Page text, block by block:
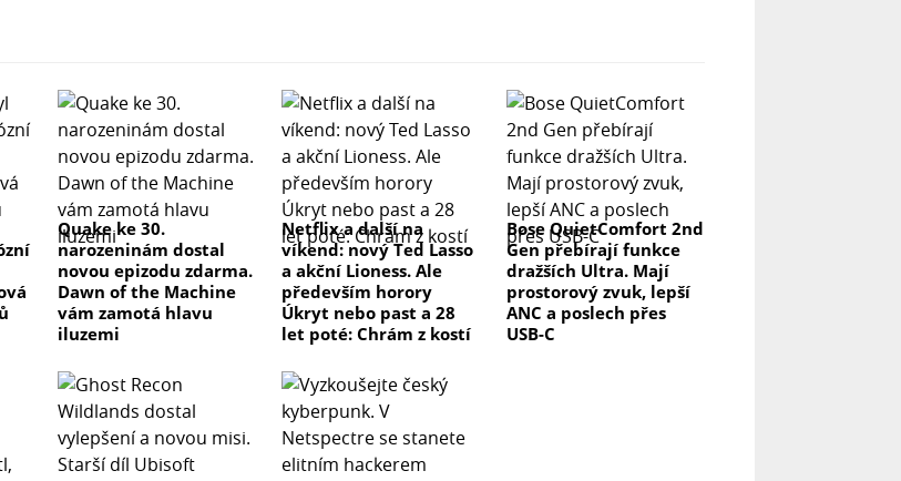
Quake ke 30.
narozeninám dostal
novou epizodu zdarma.
Dawn of the Machine
vám zamotá hlavu
iluzemi
Netflix a další na
víkend: nový Ted Lasso
a akční Lioness. Ale
především horory
Úkryt nebo past a 28
let poté: Chrám z kostí
Bose QuietComfort 2nd
Gen přebírají funkce
dražších Ultra. Mají
prostorový zvuk, lepší
ANC a poslech přes
USB-C